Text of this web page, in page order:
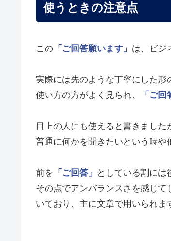
使うときの注意点
この 「ご回答願います」 は、ビジ
実際には先のような丁寧にした形
使い方の方がよく見られ、
「ご回
目上の人にも使えると書きました
普通に何かを聞きたいという時や
前を 「ご回答」 としている割には
その点でアンバランスさを感じ
いており、主に文章で用いられま